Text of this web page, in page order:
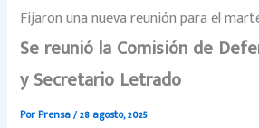
Fijaron una nueva reunión para el
Se reunió la Comisión de
y Secretario Letrado
PorPrensa/28 agosto, 2025